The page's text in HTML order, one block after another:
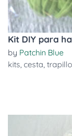
Kit DIY para
by Patchin Blue
kits, cesta, trapillo